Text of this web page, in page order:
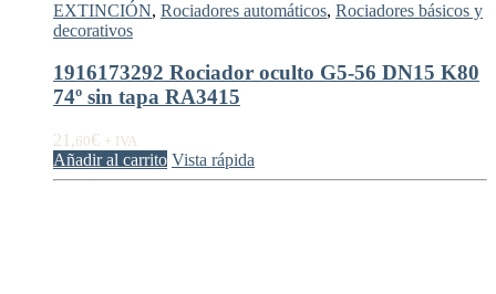
EXTINCIÓN, Rociadores automáticos, Rociadores básicos y
decorativos
1916173292 Rociador oculto G5-56 DN15 K80
74º sin tapa RA3415
21,60€ + IVA
Añadir al carrito Vista rápida